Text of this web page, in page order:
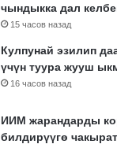
чындыкка дал
15 часов назад
Кулпунай эзилип
үчүн туура жууш
16 часов назад
ИИМ жарандарды
билдирүүгө чакырат